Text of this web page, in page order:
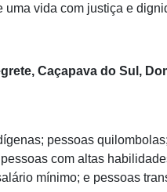
vida com justiça e
Caçapava do Sul,
pessoas
com altas
mínimo; e pessoas